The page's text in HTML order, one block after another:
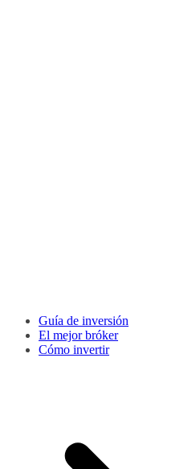
Guía de inversión
El mejor bróker
Cómo invertir